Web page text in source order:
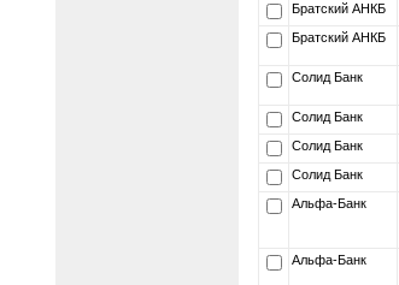
Братский АНКБ
Братский АНКБ
Солид Банк
Солид Банк
Солид Банк
Солид Банк
Альфа-Банк
Альфа-Банк